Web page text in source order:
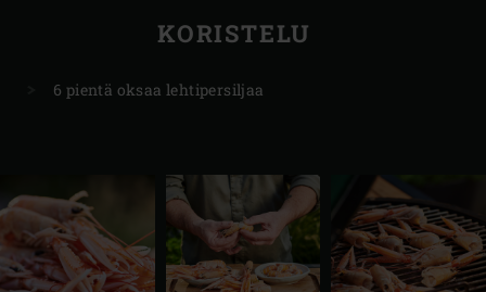
KORISTELU
6 pientä oksaa lehtipersiljaa